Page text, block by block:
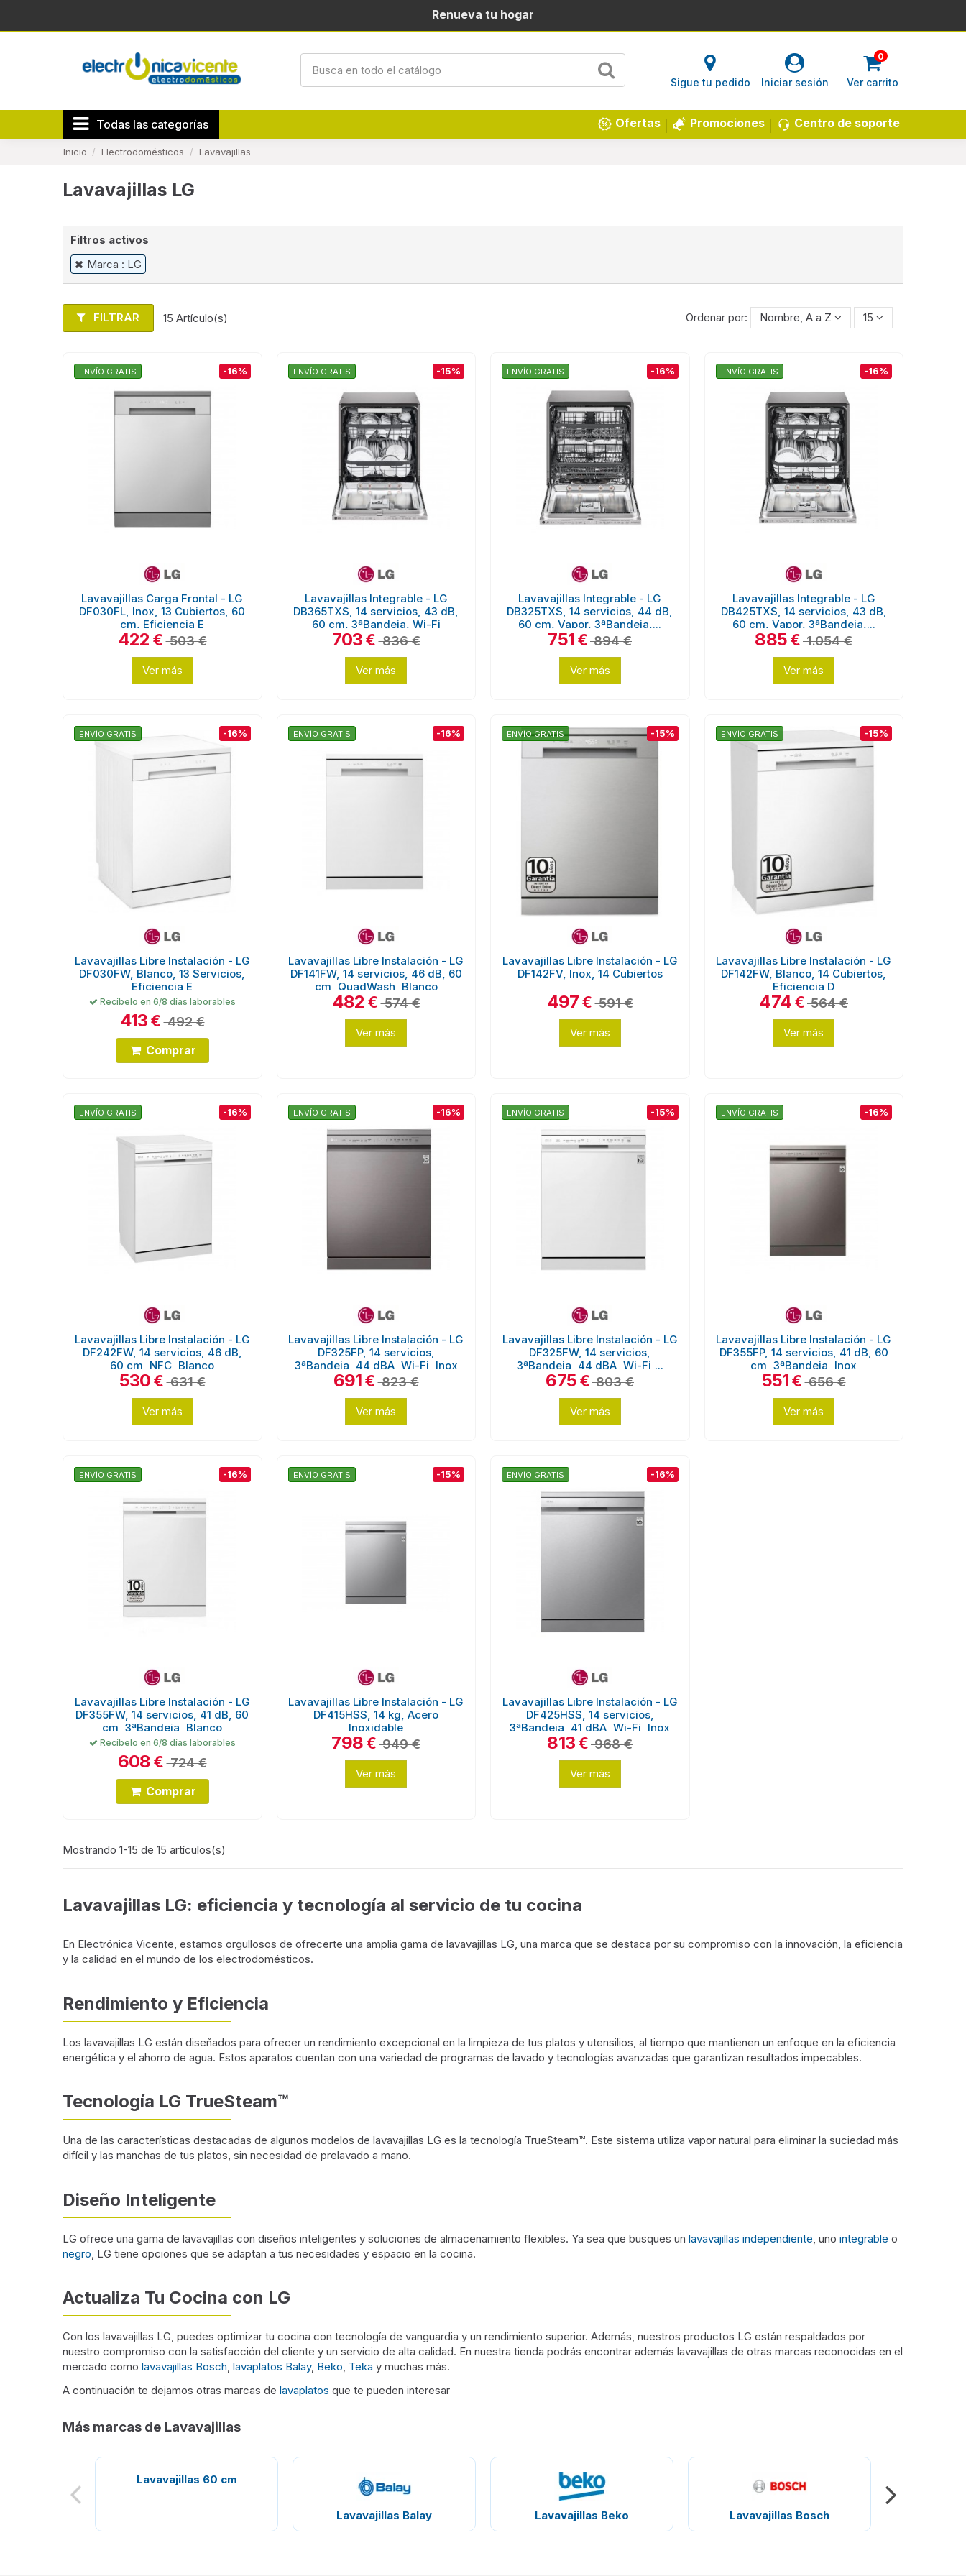
Renueva tu hogar
Sigue tu pedido Iniciar sesión
0
Ver carrito
Todas las categorías Centro de soporte
Promociones
Ofertas
Inicio Electrodomésticos Lavavajillas
Lavavajillas LG
Filtros activos
Marca : LG
FILTRAR 15 Artículo(s) Ordenar por: Nombre, A a Z 15
ENVÍO GRATIS -16%
Lavavajillas Carga Frontal - LG
DF030FL, Inox, 13 Cubiertos, 60
cm, Eficiencia E
422 € 503 €
Ver más
ENVÍO GRATIS -15%
Lavavajillas Integrable - LG
DB365TXS, 14 servicios, 43 dB,
60 cm, 3ªBandeja, Wi-Fi
703 € 836 €
Ver más
ENVÍO GRATIS -16%
Lavavajillas Integrable - LG
DB325TXS, 14 servicios, 44 dB,
60 cm, Vapor, 3ªBandeja,...
751 €894 €
Ver más
ENVÍO GRATIS -16%
Lavavajillas Integrable - LG
DB425TXS, 14 servicios, 43 dB,
60 cm, Vapor, 3ªBandeja,...
885€1.054 €
Ver más
ENVÍO GRATIS -16%
Lavavajillas Libre Instalación - LG
DF030FW, Blanco, 13 Servicios,
Eficiencia E
Recíbelo en 6/8 días laborables
413 € 492 €
Comprar
ENVÍO GRATIS -16%
Lavavajillas Libre Instalación - LG
DF141FW, 14 servicios, 46 dB, 60
cm, QuadWash, Blanco
482 € 574 €
Ver más
ENVÍO GRATIS -15%
Lavavajillas Libre Instalación - LG
DF142FV, Inox, 14 Cubiertos
497 € 591 €
Ver más
ENVÍO GRATIS -15%
Lavavajillas Libre Instalación - LG
DF142FW, Blanco, 14 Cubiertos,
Eficiencia D
474€564 €
Ver más
ENVÍO GRATIS -16%
Lavavajillas Libre Instalación - LG
DF242FW, 14 servicios, 46 dB,
60 cm, NFC, Blanco
530 € 631 €
Ver más
ENVÍO GRATIS -16%
Lavavajillas Libre Instalación - LG
DF325FP, 14 servicios,
3ªBandeja, 44 dBA, Wi-Fi, Inox
691 € 823 €
Ver más
ENVÍO GRATIS -15%
Lavavajillas Libre Instalación - LG
DF325FW, 14 servicios,
3ªBandeja, 44 dBA, Wi-Fi,...
675€803 €
Ver más
ENVÍO GRATIS -16%
Lavavajillas Libre Instalación - LG
DF355FP, 14 servicios, 41 dB, 60
cm, 3ªBandeja, Inox
551 € 656 €
Ver más
ENVÍO GRATIS -16%
Lavavajillas Libre Instalación - LG
DF355FW, 14 servicios, 41 dB, 60
cm, 3ªBandeja, Blanco
Recíbelo en 6/8 días laborables
608 € 724 €
Comprar
ENVÍO GRATIS -15%
Lavavajillas Libre Instalación - LG
DF415HSS, 14 kg, Acero
Inoxidable
798€949 €
Ver más
ENVÍO GRATIS -16%
Lavavajillas Libre Instalación - LG
DF425HSS, 14 servicios,
3ªBandeja, 41 dBA, Wi-Fi, Inox
813€968 €
Ver más
Mostrando 1-15 de 15 artículos(s)
Lavavajillas LG: eficiencia y tecnología al servicio de tu cocina
En Electrónica Vicente, estamos orgullosos de ofrecerte una amplia gama de lavavajillas LG, una marca que se destaca por su compromiso con la innovación, la eficiencia
y la calidad en el mundo de los electrodomésticos.
Rendimiento y Eficiencia
Los lavavajillas LG están diseñados para ofrecer un rendimiento excepcional en la limpieza de tus platos y utensilios, al tiempo que mantienen un enfoque en la eficiencia
energética y el ahorro de agua. Estos aparatos cuentan con una variedad de programas de lavado y tecnologías avanzadas que garantizan resultados impecables.
Tecnología LG TrueSteam™
Una de las características destacadas de algunos modelos de lavavajillas LG es la tecnología TrueSteam™. Este sistema utiliza vapor natural para eliminar la suciedad más
difícil y las manchas de tus platos, sin necesidad de prelavado a mano.
Diseño Inteligente
LG ofrece una gama de lavavajillas con diseños inteligentes y soluciones de almacenamiento flexibles. Ya sea que busques un lavavajillas independiente , uno integrable o
negro , LG tiene opciones que se adaptan a tus necesidades y espacio en la cocina.
Actualiza Tu Cocina con LG
Con los lavavajillas LG, puedes optimizar tu cocina con tecnología de vanguardia y un rendimiento superior. Además, nuestros productos LG están respaldados por
nuestro compromiso con la satisfacción del cliente y un servicio de alta calidad. En nuestra tienda podrás encontrar además lavavajillas de otras marcas reconocidas en el
mercado como lavavajillas Bosch, lavaplatos Balay, Beko, Teka y muchas más.
A continuación te dejamos otras marcas de lavaplatos que te pueden interesar
Más marcas de Lavavajillas
Lavavajillas 60 cm
Lavavajillas Balay Lavavajillas Beko Lavavajillas Bosch